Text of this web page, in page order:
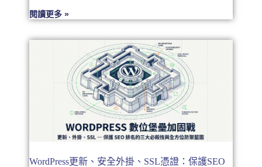
閱讀更多 »
WordPress更新、安全外掛、SSL憑證：保護SEO